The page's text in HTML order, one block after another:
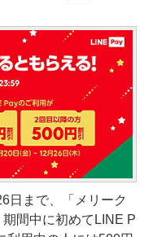
日まで、「メリーク
間中に初めてLINE P